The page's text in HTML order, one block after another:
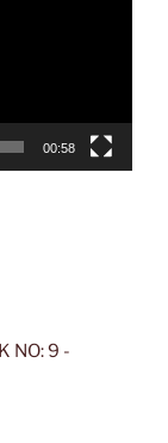
00:58
NO: 9 -